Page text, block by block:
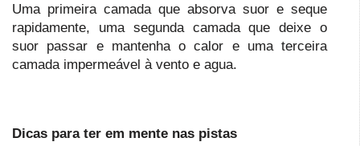
Uma primeira camada que absorva suor e seque
rapidamente, uma segunda camada que deixe o
suor passar e mantenha o calor e uma terceira
camada impermeável à vento e agua.
Dicas para ter em mente nas pistas